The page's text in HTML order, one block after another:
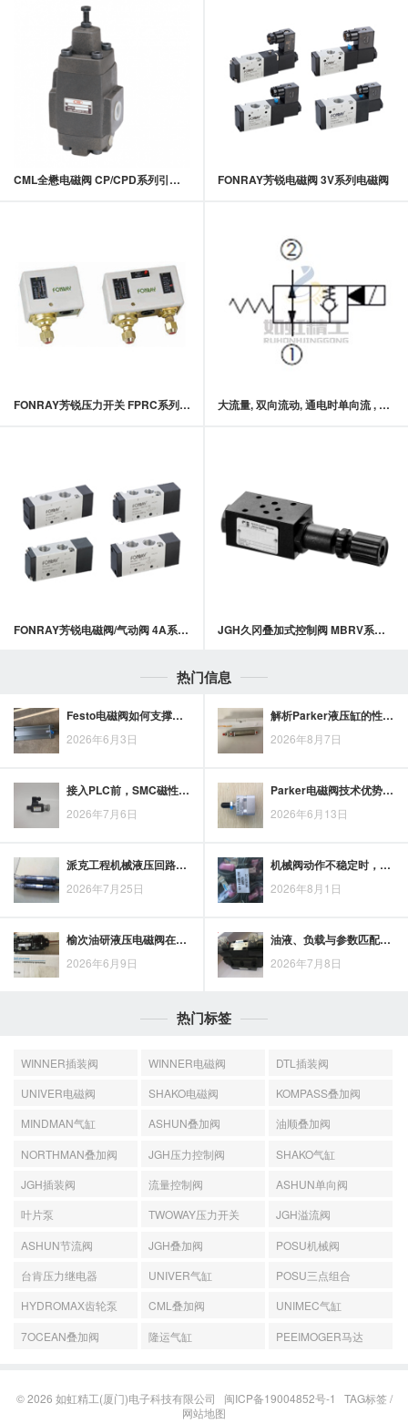
CML全懋电磁阀 CP/CPD系列引导式止回阀 FONRAY芳锐电磁阀 3V系列电磁阀
FONRAY芳锐压力开关 FPRC系列 压力开关 大流量, 双向流动, 通电时单向流 , 口2封闭常开型提动轴型电磁方向阀
FONRAY芳锐电磁阀/气动阀 4A系列气动阀 JGH久冈叠加式控制阀 MBRV系列叠加式減压阀
热门信息
Festo电磁阀如何支撑自动化设备的稳定运行
2026年6月3日
解析Parker液压缸的性能优势与应用特点
2026年8月7日
接入PLC前，SMC磁性开关的电压、输出形式与输入端匹配要点
2026年7月6日
Parker电磁阀技术优势解析：为工业系统稳定控制提供支持
2026年6月13日
派克工程机械液压回路中插装阀的作用与控制需求分析
2026年7月25日
机械阀动作不稳定时，posu机械阀可按触发机构、气源与阀芯逐项排查
2026年8月1日
榆次油研液压电磁阀在工程液压控制中的应用价值
2026年6月9日
油液、负载与参数匹配不到位，7OCEAN液压比例阀节能表现会受影响
2026年7月8日
热门标签
WINNER插装阀 WINNER电磁阀
DTL插装阀
UNIVER电磁阀
SHAKO电磁阀
KOMPASS叠加阀
MINDMAN气缸
ASHUN叠加阀
油顺叠加阀
NORTHMAN叠加阀
JGH压力控制阀
SHAKO气缸
JGH插装阀
流量控制阀
ASHUN单向阀
叶片泵
TWOWAY压力开关
JGH溢流阀
ASHUN节流阀
JGH叠加阀
POSU机械阀
台肯压力继电器
UNIVER气缸
POSU三点组合
HYDROMAX齿轮泵
CML叠加阀
UNIMEC气缸
7OCEAN叠加阀
隆运气缸 PEEIMOGER马达
© 2026 如虹精工(厦门)电子科技有限公司 闽ICP备19004852号-1 TAG标签/
网站地图